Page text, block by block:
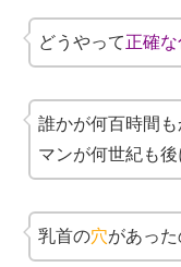
どうやって正確
誰かが何百時間
マンが何世紀も後
乳首の穴があっ